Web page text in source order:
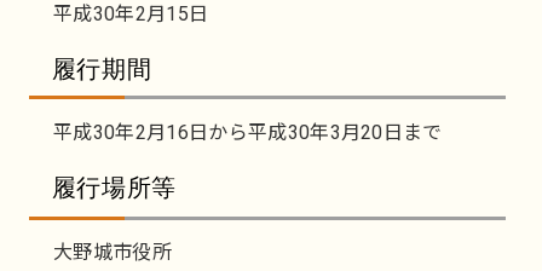
平成30年2月15日
履行期間
平成30年2月16日から平成30年3月20日まで
履行場所等
大野城市役所